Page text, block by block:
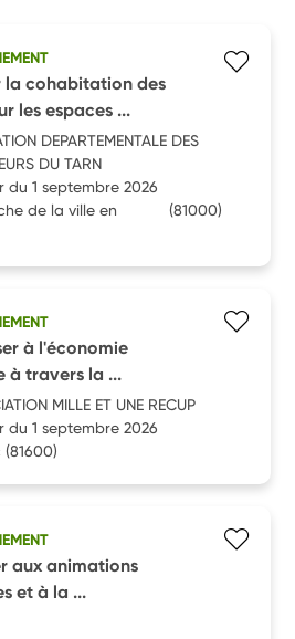
la cohabitation des
les espaces ...
DEPARTEMENTALE DES
DU TARN
du 1 septembre 2026
de la ville en
(81000)
à l'économie
à travers la ...
MILLE ET UNE RECUP
du 1 septembre 2026
(81600)
aux animations
et à la ...